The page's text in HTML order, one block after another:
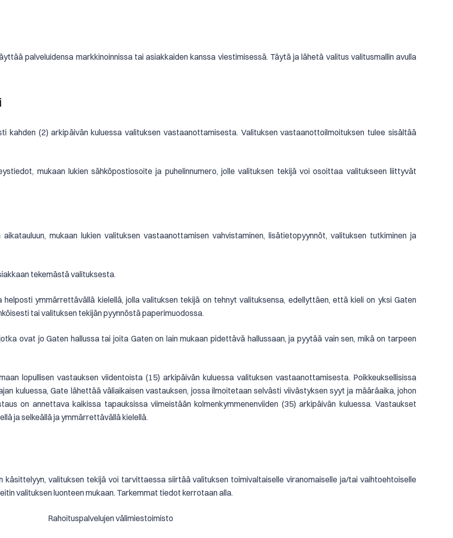
palveluidensa markkinoinnissa tai asiakkaiden kanssa viestimisessä. Täytä ja lähetä valitus valitusmallin avulla
kahden (2) arkipäivän kuluessa valituksen vastaanottamisesta. Valituksen vastaanottoilmoituksen tulee sisältää
mukaan lukien sähköpostiosoite ja puhelinnumero, jolle valituksen tekijä voi osoittaa valitukseen liittyvät
mukaan lukien valituksen vastaanottamisen vahvistaminen, lisätietopyynnöt, valituksen tutkiminen ja
tekemästä valituksesta.
ymmärrettävällä kielellä, jolla valituksen tekijä on tehnyt valituksensa, edellyttäen, että kieli on yksi Gaten
tai valituksen tekijän pyynnöstä paperimuodossa.
ovat jo Gaten hallussa tai joita Gaten on lain mukaan pidettävä hallussaan, ja pyytää vain sen, mikä on tarpeen
lopullisen vastauksen viidentoista (15) arkipäivän kuluessa valituksen vastaanottamisesta. Poikkeuksellisissa
kuluessa, Gate lähettää väliaikaisen vastauksen, jossa ilmoitetaan selvästi viivästyksen syyt ja määräaika, johon
on annettava kaikissa tapauksissa viimeistään kolmenkymmenenviiden (35) arkipäivän kuluessa. Vastaukset
ja selkeällä ja ymmärrettävällä kielellä.
valituksen tekijä voi tarvittaessa siirtää valituksen toimivaltaiselle viranomaiselle ja/tai vaihtoehtoiselle
valituksen luonteen mukaan. Tarkemmat tiedot kerrotaan alla.
Rahoituspalvelujen välimiestoimisto